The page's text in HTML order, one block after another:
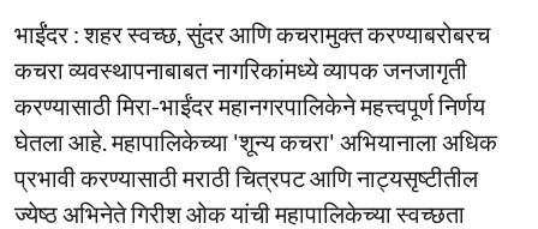
भाईंंदर : शहर स्वच्छ, सुंदर आणि कचरामुक्त करण्याबरोबरच
कचरा व्यवस्थापनाबाबत नागरिकांमध्ये व्यापक जनजागृती
करण्यासाठी मिरा-भाईंदर महानगरपालिकेने महत्त्वपूर्ण निर्णय
घेतला आहे. महापालिकेच्या 'शून्य कचरा' अभियानाला अधिक
प्रभावी करण्यासाठी मराठी चित्रपट आणि नाट्यसृष्टीतील
ज्येष्ठ अभिनेते गिरीश ओक यांची महापालिकेच्या स्वच्छता